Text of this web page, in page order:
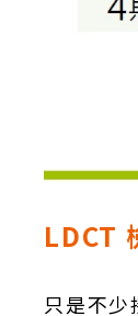
LDCT
只是不